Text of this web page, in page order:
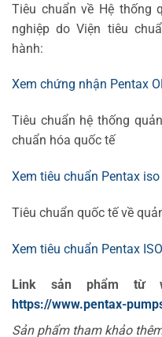
Tiêu chuẩn về Hệ thống
nghiệp do Viện tiêu
hành:
Xem chứng nhận Pentax
Tiêu chuẩn hệ thống
chuẩn hóa quốc tế
Xem tiêu chuẩn Pentax iso
Tiêu chuẩn quốc tế về
Xem tiêu chuẩn Pentax
Link sản phẩm từ
https://www.pentax-
Sản phẩm tham khảo